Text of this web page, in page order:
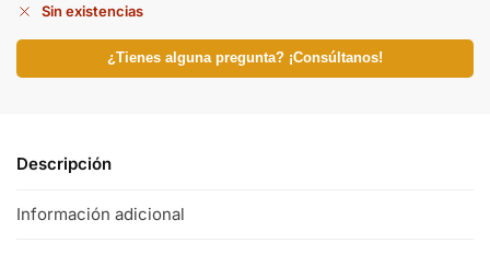
Sin existencias
¿Tienes alguna pregunta? ¡Consúltanos!
Descripción
Información adicional